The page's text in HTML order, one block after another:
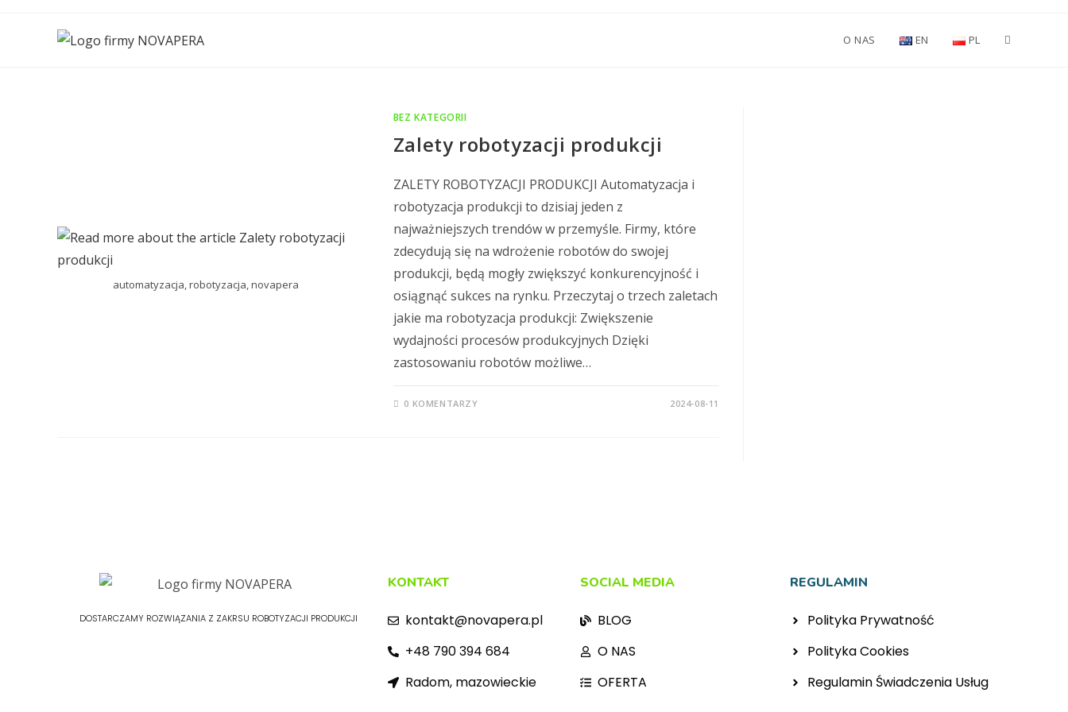
O NAS EN PL
automatyzacja, robotyzacja, novapera
BEZ KATEGORII
Zalety robotyzacji produkcji
ZALETY ROBOTYZACJI PRODUKCJI Automatyzacja i
robotyzacja produkcji to dzisiaj jeden z
najważniejszych trendów w przemyśle. Firmy, które
zdecydują się na wdrożenie robotów do swojej
produkcji, będą mogły zwiększyć konkurencyjność i
osiągnąć sukces na rynku. Przeczytaj o trzech zaletach
jakie ma robotyzacja produkcji: Zwiększenie
wydajności procesów produkcyjnych Dzięki
zastosowaniu robotów możliwe…
0 KOMENTARZY 2024-08-11
DOSTARCZAMY ROZWIĄZANIA Z ZAKRSU ROBOTYZACJI PRODUKCJI
KONTAKT
kontakt@novapera.pl
+48 790 394 684
Radom, mazowieckie
SOCIAL MEDIA
BLOG
O NAS
OFERTA
REGULAMIN
Polityka Prywatność
Polityka Cookies
Regulamin Świadczenia Usług